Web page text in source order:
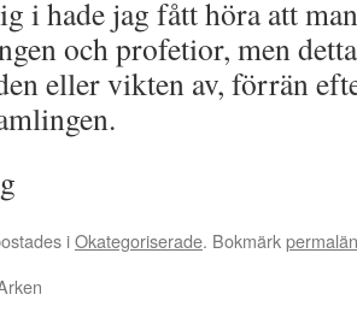
i hade jag fått höra att
och profetior, men
eller vikten av, förrän
iOkategoriserade. Bokmärk